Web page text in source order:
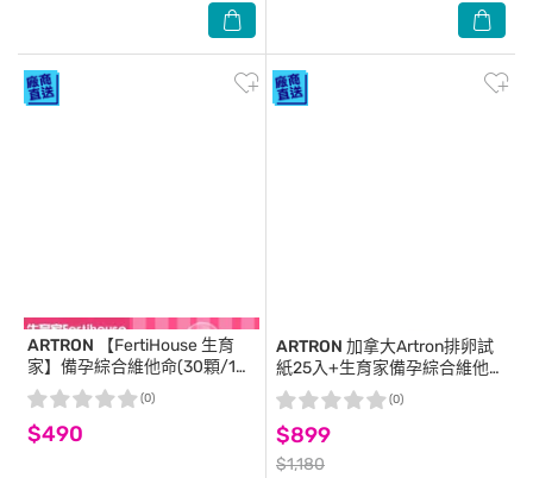
ARTRON 【FertiHouse 生育
家】備孕綜合維他命(30顆/1月
份)
$490
(0)
ARTRON 加拿大Artron排卵試
紙25入+生育家備孕綜合維他命
30顆(1月份)
$899
$1,180
(0)